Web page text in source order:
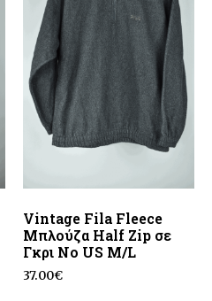
Vintage Fila Fleece
Μπλούζα Half Zip σε
Γκρι No US M/L
37.00€